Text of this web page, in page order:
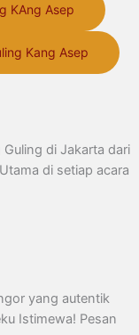
KAng Asep
Kang Asep
di Jakarta dari
di setiap acara
yang autentik
Istimewa! Pesan